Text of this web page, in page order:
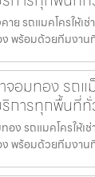
าย รถแมคโครให้เ
ง พร้อมด้วยทีมงา
จอมทอง รถ
ริการทุกพื้นที่
อง รถแมคโครให้เ
ง พร้อมด้วยทีมงา